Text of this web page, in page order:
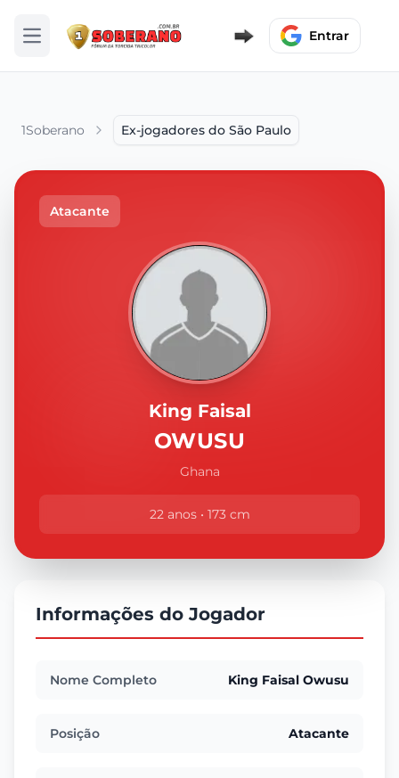
Abrir menu Entrar
1Soberano Ex-jogadores do São Paulo
Atacante
King Faisal
OWUSU
Ghana
22 anos • 173 cm
Informações do Jogador
Nome Completo King Faisal Owusu
Posição Atacante